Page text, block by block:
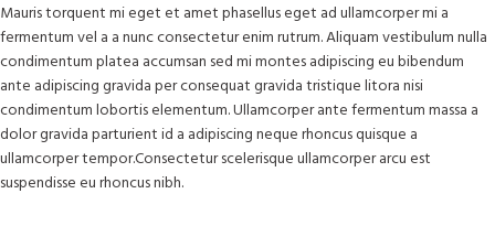
Mauris torquent mi eget et amet phasellus eget ad ullamcorper mi a
fermentum vel a a nunc consectetur enim rutrum. Aliquam vestibulum nulla
condimentum platea accumsan sed mi montes adipiscing eu bibendum
ante adipiscing gravida per consequat gravida tristique litora nisi
condimentum lobortis elementum. Ullamcorper ante fermentum massa a
dolor gravida parturient id a adipiscing neque rhoncus quisque a
ullamcorper tempor.Consectetur scelerisque ullamcorper arcu est
suspendisse eu rhoncus nibh.